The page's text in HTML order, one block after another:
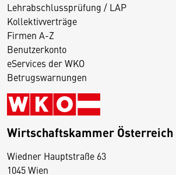
Lehrabschlussprüfung / LAP
Kollektivverträge
Firmen A-Z
Benutzerkonto
eServices der WKO
Betrugswarnungen
Wirtschaftskammer Österreich
Wiedner Hauptstraße 63
1045 Wien
D